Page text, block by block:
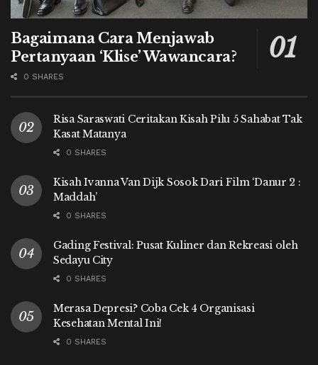
Bagaimana Cara Menjawab
Pertanyaan ‘Klise’ Wawancara?
0 SHARES
Risa Saraswati Ceritakan Kisah Pilu 5 Sahabat Tak
Kasat Matanya
0 SHARES
Kisah Ivanna Van Dijk Sosok Dari Film ‘Danur 2 :
Maddah’
0 SHARES
Gading Festival: Pusat Kuliner dan Rekreasi oleh
Sedayu City
0 SHARES
Merasa Depresi? Coba Cek 4 Organisasi
Kesehatan Mental Ini!
0 SHARES